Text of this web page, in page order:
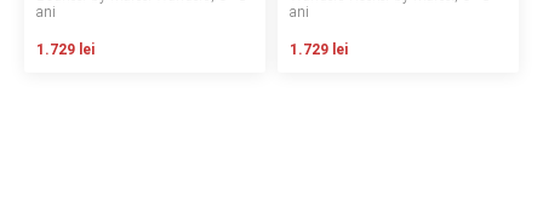
ani
1.729 lei
ani
1.729 lei